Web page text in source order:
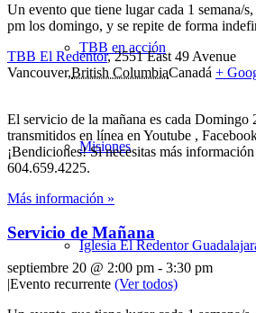
TBB en acción
Misiones
Iglesia El Redentor
Un evento que tiene lugar cada 1 semana/
pm los domingo, y se repite de forma
TBB El Redentor,2551 East 49 Avenue
Vancouver,British ColumbiaCanadá +
El servicio de la mañana es cada Domingo
transmitidos en línea en Youtube ,
¡Bendiciones! Si necesitas más
604.659.4225.
Más información »
Servicio de Mañana
septiembre 20 @ 2:00 pm - 3:30 pm
|Evento recurrente (Ver todos)